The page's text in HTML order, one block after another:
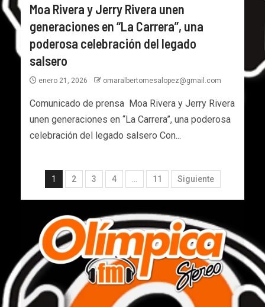
Moa Rivera y Jerry Rivera unen
generaciones en “La Carrera”, una
poderosa celebración del legado
salsero
enero 21, 2026 omaralbertomesalopez@gmail.com
Comunicado de prensa Moa Rivera y Jerry Rivera
unen generaciones en “La Carrera”, una poderosa
celebración del legado salsero Con...
1 2 3 4 11 Siguiente